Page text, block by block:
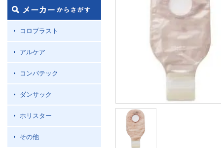
コロプラスト
アルケア
コンバテック
ダンサック
ホリスター
その他